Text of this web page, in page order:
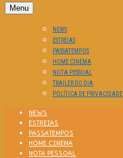
Menu
NEWS
ESTREIAS
PASSATEMPOS
HOME CINEMA
NOTA PESSOAL
TRAILER DO DIA
POLÍTICA DE PRIVACIDADE
NEWS
ESTREIAS
PASSATEMPOS
HOME CINEMA
NOTA PESSOAL